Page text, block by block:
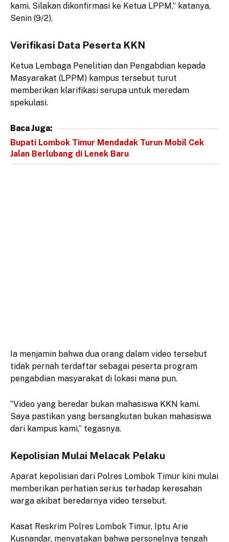
kami. Silakan dikonfirmasi ke Ketua LPPM,” katanya,
Senin (9/2).
​Verifikasi Data Peserta KKN
​Ketua Lembaga Penelitian dan Pengabdian kepada
Masyarakat (LPPM) kampus tersebut turut
memberikan klarifikasi serupa untuk meredam
spekulasi.
Baca Juga:
Bupati Lombok Timur Mendadak Turun Mobil Cek
Jalan Berlubang di Lenek Baru
Ia menjamin bahwa dua orang dalam video tersebut
tidak pernah terdaftar sebagai peserta program
pengabdian masyarakat di lokasi mana pun.
​”Video yang beredar bukan mahasiswa KKN kami.
Saya pastikan yang bersangkutan bukan mahasiswa
dari kampus kami,” tegasnya.
​Kepolisian Mulai Melacak Pelaku
​Aparat kepolisian dari Polres Lombok Timur kini mulai
memberikan perhatian serius terhadap keresahan
warga akibat beredarnya video tersebut.
Kasat Reskrim Polres Lombok Timur, Iptu Arie
Kusnandar, menyatakan bahwa personelnya tengah